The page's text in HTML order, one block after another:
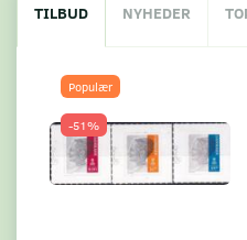
TILBUD NYHEDER
Populær
-51%